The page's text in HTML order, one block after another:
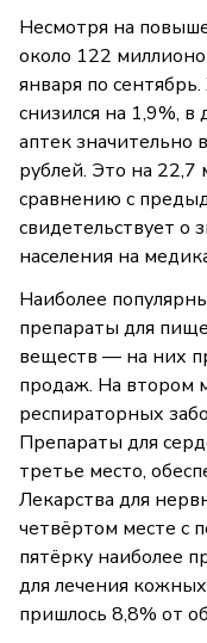
Несмотря на
около 122
января по
снизился на 1,9%,
аптек значительно
рублей. Это на 22,7
сравнению с
свидетельствует о
населения на
Наиболее
препараты для
веществ — на них
продаж. На втором
респираторных
Препараты для
третье место,
Лекарства для
четвёртом месте с
пятёрку наиболее
для лечения
пришлось 8,8% от